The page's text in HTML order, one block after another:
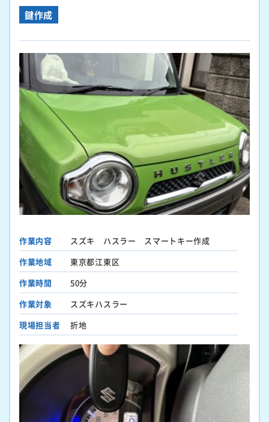
鍵作成
作業内容
スズキ ハスラー スマートキー作成
作業地域
東京都江東区
作業時間
50分
作業対象
スズキハスラー
現場担当者
折地